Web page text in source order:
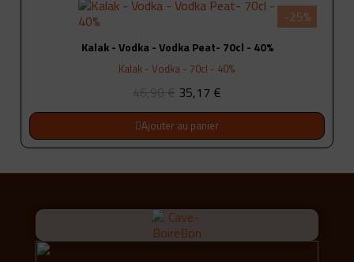
-25%
Kalak - Vodka - Vodka Peat- 70cl - 40%
Kalak - Vodka - 70cl - 40%
46,90 € 35,17 €
Ajouter au panier